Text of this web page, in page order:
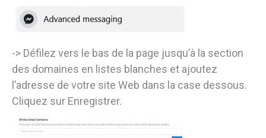
-> Défilez vers le bas de la page jusqu’à la section
des domaines en listes blanches et ajoutez
l’adresse de votre site Web dans la case dessous.
Cliquez sur Enregistrer.